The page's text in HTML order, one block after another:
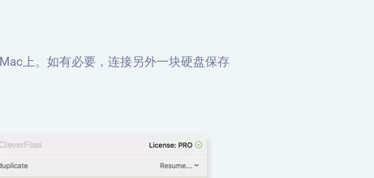
上。如有必要，连接另外一块硬盘保存